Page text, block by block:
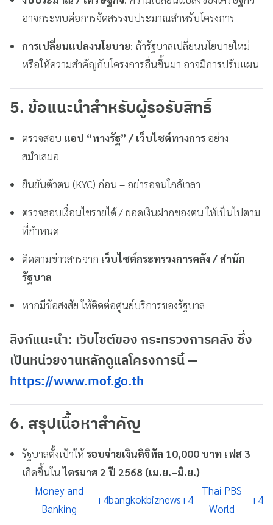
อาจกระทบต่อการจัดสรรงบประมาณสำหรับโครงการ
การเปลี่ยนแปลงนโยบาย: ถ้ารัฐบาลเปลี่ยนนโยบายใหม่
หรือให้ความสำคัญกับโครงการอื่นขึ้นมา อาจมีการปรับแผน
5. ข้อแนะนำสำหรับผู้รอรับสิทธิ์
ตรวจสอบ แอป “ทางรัฐ” / เว็บไซต์ทางการ อย่าง
สม่ำเสมอ
ยืนยันตัวตน (KYC) ก่อน – อย่ารอจนใกล้เวลา
ตรวจสอบเงื่อนไขรายได้ / ยอดเงินฝากของตน ให้เป็นไปตาม
ที่กำหนด
ติดตามข่าวสารจาก เว็บไซต์กระทรวงการคลัง / สำนัก
รัฐบาล
หากมีข้อสงสัย ให้ติดต่อศูนย์บริการของรัฐบาล
ลิงก์แนะนำ: เว็บไซต์ของกระทรวงการคลังซึ่ง
เป็นหน่วยงานหลักดูแลโครงการนี้ —
https://www.mof.go.th
6. สรุปเนื้อหาสำคัญ
รัฐบาลตั้งเป้าให้รอบจ่ายเงินดิจิทัล 10,000 บาท เฟส 3
เกิดขึ้นในไตรมาส 2 ปี 2568 (เม.ย.–มิ.ย.)
Money and
Banking
+4bangkokbiznews+4
Thai PBS
World
+4